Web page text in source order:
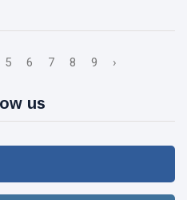
5 6 7 8 9 ›
us